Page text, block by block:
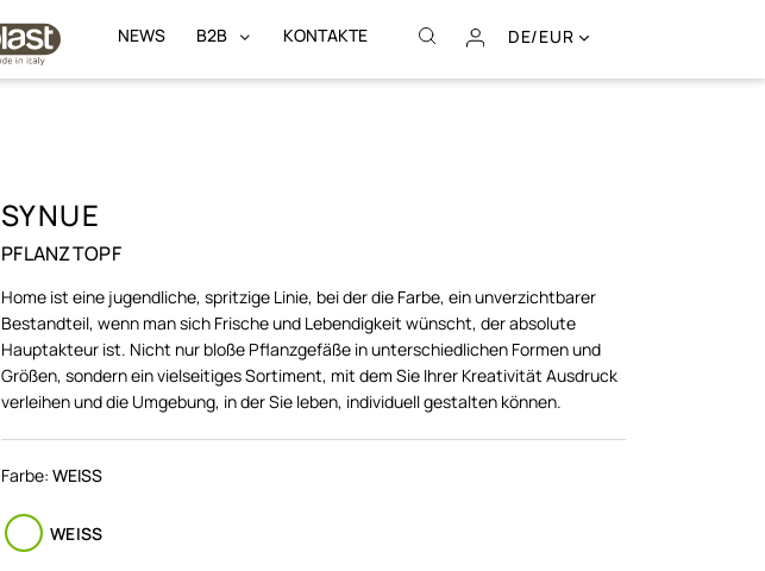
NEWS B2B KONTAKTE DE/EUR
SYNUE
PFLANZTOPF
Home ist eine jugendliche, spritzige Linie, bei der die Farbe, ein unverzichtbarer
Bestandteil, wenn man sich Frische und Lebendigkeit wünscht, der absolute
Hauptakteur ist. Nicht nur bloße Pflanzgefäße in unterschiedlichen Formen und
Größen, sondern ein vielseitiges Sortiment, mit dem Sie Ihrer Kreativität Ausdruck
verleihen und die Umgebung, in der Sie leben, individuell gestalten können.
Farbe: WEISS
WEISS